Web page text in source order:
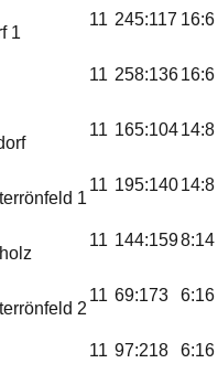
1
11 245:117 16:6
11 258:13616:6
11 165:10414:8
1
11 195:14014:8
11 144:1598:14
2
11 69:173 6:16
11 97:218 6:16